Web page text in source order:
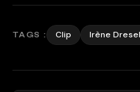
TAGS : Clip Irène Dresel